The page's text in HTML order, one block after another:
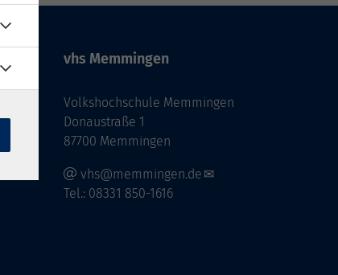
vhs Memmingen
Volkshochschule Memmingen
Donaustraße 1
87700 Memmingen
vhs@memmingen.de
Tel.: 08331 850-1616